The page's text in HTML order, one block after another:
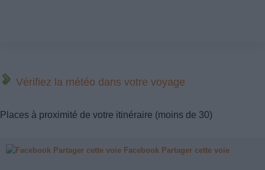
Vérifiez la météo dans votre voyage
Places à proximité de votre itinéraire (moins de 30)
Facebook Partager cette voie